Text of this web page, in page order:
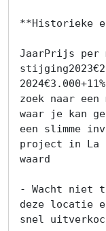
**Historieke
JaarPrijs per
zoek naar een
waar je kan
een slimme
project in La
waard
- Wacht niet
deze locatie
snel